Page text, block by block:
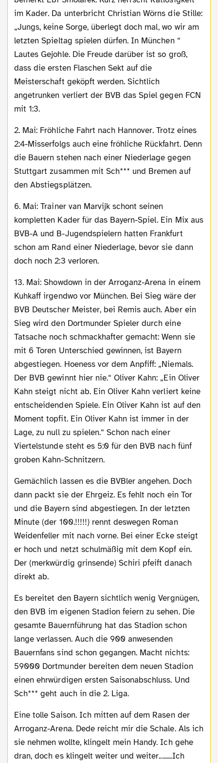
im Kader. Da unterbricht Christian Wörns die Stille:
„Jungs, keine Sorge, überlegt doch mal, wo wir am
letzten Spieltag spielen dürfen. In München “
Lautes Gejohle. Die Freude darüber ist so groß,
dass die ersten Flaschen Sekt auf die
Meisterschaft geköpft werden. Sichtlich
angetrunken verliert der BVB das Spiel gegen FCN
mit 1:3.
2. Mai: Fröhliche Fahrt nach Hannover. Trotz eines
2:4-Misserfolgs auch eine fröhliche Rückfahrt. Denn
die Bauern stehen nach einer Niederlage gegen
Stuttgart zusammen mit Sch*** und Bremen auf
den Abstiegsplätzen.
6. Mai: Trainer van Marvijk schont seinen
kompletten Kader für das Bayern-Spiel. Ein Mix aus
BVB-A und B-Jugendspielern hatten Frankfurt
schon am Rand einer Niederlage, bevor sie dann
doch noch 2:3 verloren.
13. Mai: Showdown in der Arroganz-Arena in einem
Kuhkaff irgendwo vor München. Bei Sieg wäre der
BVB Deutscher Meister, bei Remis auch. Aber ein
Sieg wird den Dortmunder Spieler durch eine
Tatsache noch schmackhafter gemacht: Wenn sie
mit 6 Toren Unterschied gewinnen, ist Bayern
abgestiegen. Hoeness vor dem Anpfiff: „Niemals.
Der BVB gewinnt hier nie.“ Oliver Kahn: „Ein Oliver
Kahn steigt nicht ab. Ein Oliver Kahn verliert keine
entscheidenden Spiele. Ein Oliver Kahn ist auf den
Moment topfit. Ein Oliver Kahn ist immer in der
Lage, zu null zu spielen.“ Schon nach einer
Viertelstunde steht es 5:0 für den BVB nach fünf
groben Kahn-Schnitzern.
Gemächlich lassen es die BVBler angehen. Doch
dann packt sie der Ehrgeiz. Es fehlt noch ein Tor
und die Bayern sind abgestiegen. In der letzten
Minute (der 100.!!!!!) rennt deswegen Roman
Weidenfeller mit nach vorne. Bei einer Ecke steigt
er hoch und netzt schulmäßig mit dem Kopf ein.
Der (merkwürdig grinsende) Schiri pfeift danach
direkt ab.
Es bereitet den Bayern sichtlich wenig Vergnügen,
den BVB im eigenen Stadion feiern zu sehen. Die
gesamte Bauernführung hat das Stadion schon
lange verlassen. Auch die 900 anwesenden
Bauernfans sind schon gegangen. Macht nichts:
59000 Dortmunder bereiten dem neuen Stadion
einen ehrwürdigen ersten Saisonabschluss. Und
Sch*** geht auch in die 2. Liga.
Eine tolle Saison. Ich mitten auf dem Rasen der
Arroganz-Arena. Dede reicht mir die Schale. Als ich
sie nehmen wollte, klingelt mein Handy. Ich gehe
dran, doch es klingelt weiter und weiter.........Ich